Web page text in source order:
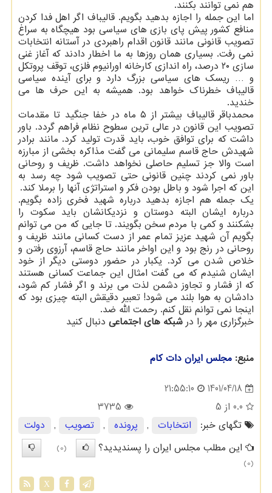
هم نمی توانند بکنند.
اما این جمله را اجازه بدهید بگویم. قالیباف اگر اهل فدا کردن
منافع کشور پیش پای بازی های سیاسی بود هیچگاه به سراغ
تصویب قانونی مانند قانون اقدام راهبردی در آستانه انتخابات
نمی رفت. بسیاری همان روزها به ما اخطار دادند که آغاز غنی
سازی ۲۰ درصد، راه اندازی کارخانه اورانیوم فلزی، توقف پروتکل
و … ریسک های سیاسی بزرگ دارد و برای آینده سیاسی
قالیباف خطرناک خواهد بود. همیشه به این حرف ها می
خندید.
محمدباقر قالیباف بیشتر از ۵ ماه در خفا جنگید تا مقدمات
تصویب این قانون در عالی ترین سطوح نظام فراهم گردد. باور
داشت که برای توافق خوب، باید قدرت تولید کرد. مانند برادر
شهیدش حاج قاسم سلیمانی می گفت مذاکره بخشی از مبارزه
است والا جز تسلیم حاصلی نخواهد داشت. ظریف و روحانی
باور نمی کردند چنین قانونی حتی تصویب شود چه رسد به
این که اجرا شود و باطل بودن فکر و استراتژی آنها را برملا کند.
یک جمله هم اجازه بدهید درباره شهید فخری زاده بگویم.
درباره ایشان البته دوستان و نزدیکانشان باید سکوت را
بشکنند و کمی با مردم سخن بگویند. تا جایی که من می توانم
بگویم آن شهید عزیز تمام عمر از دست کسانی مانند ظریف و
روحانی در رنج بود و این اواخر مانند حاج قاسم، آرزوی رفتن و
خلاص شدن می کرد. یکبار در حضور دوستی دیگر از خود
ایشان شنیدم که می گفت امثال این جماعت کسانی هستند
که از فشار و تجاوز دشمن لذت می برند و اگر فشار کم شود،
دادشان به هوا بلند می شود! تعبیر دقیقش البته چیزی بود که
اینجا نمی توانم نقل کنم. رحمت الله ضد.
خبرگزاری مهر را در شبکه های اجتماعی دنبال کنید
منبع: مجلس ایران دات كام
1401/04/18
21:55:10
0.0 از 5
3735
تگهای خبر:
انتخابات , پرونده , تصویب ,
دولت
این مطلب مجلس ایران را پسندیدید؟
(0)
(0)
X